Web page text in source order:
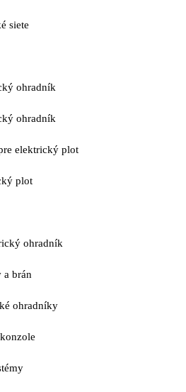
siete
ohradník
ohradník
elektrický plot
plot
ohradník
a brán
ohradníky